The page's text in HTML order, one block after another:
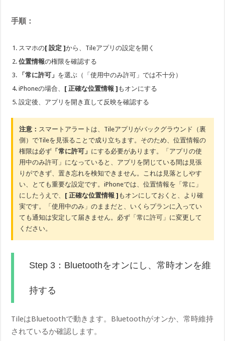
手順：
スマホの[ 設定 ]から、Tileアプリの設定を開く
位置情報の権限を確認する
「常に許可」 を選ぶ（「使用中のみ許可」では不十分）
iPhoneの場合、 [ 正確な位置情報 ] もオンにする
設定後、アプリを開き直して反映を確認する
注意： スマートアラートは、Tileアプリがバックグラウンド（裏
側）でTileを見張ることで成り立ちます。そのため、位置情報の
権限は必ず 「常に許可」 にする必要があります。「アプリの使
用中のみ許可」になっていると、アプリを閉じている間は見張
りができず、置き忘れを検知できません。これは見落としやす
い、とても重要な設定です。iPhoneでは、位置情報を「常に」
にしたうえで、 [ 正確な位置情報 ] もオンにしておくと、より確
実です。「使用中のみ」のままだと、いくらプランに入ってい
ても通知は安定して届きません。必ず「常に許可」に変更して
ください。
Step 3：Bluetoothをオンにし、常時オンを維
持する
TileはBluetoothで動きます。Bluetoothがオンか、常時維持
されているか確認します。